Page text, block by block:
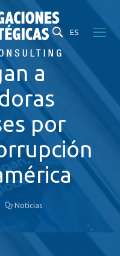
ES
a
por
Noticias